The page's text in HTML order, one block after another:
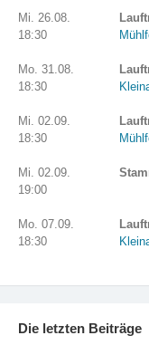
Mi. 26.08.
18:30
Mo. 31.08.
18:30
Mi. 02.09.
18:30
Mi. 02.09.
19:00
Mo. 07.09.
18:30
Die letzten Beiträge